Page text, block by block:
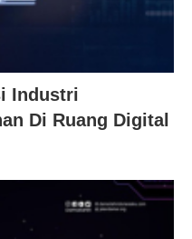
Industri
Di Ruang Digital